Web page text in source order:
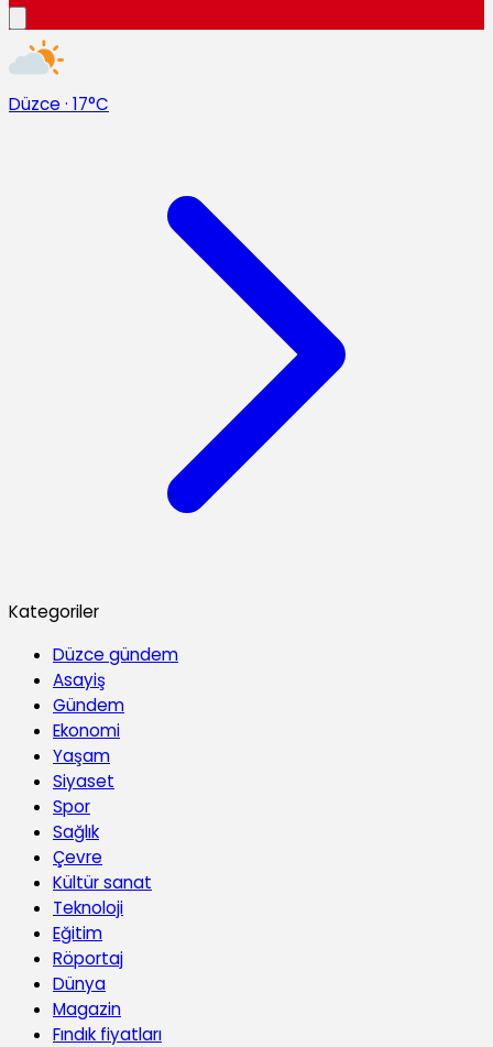
Düzce · 17°C
Kategoriler
Düzce gündem
Asayiş
Gündem
Ekonomi
Yaşam
Siyaset
Spor
Sağlık
Çevre
Kültür sanat
Teknoloji
Eğitim
Röportaj
Dünya
Magazin
Fındık fiyatları